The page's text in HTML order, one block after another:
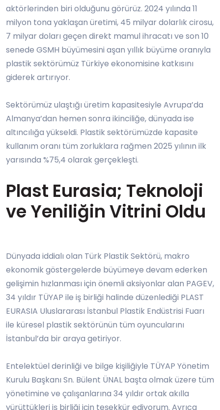
aktörlerinden biri olduğunu görürüz. 2024 yılında 11
milyon tona yaklaşan üretimi, 45 milyar dolarlık cirosu,
7 milyar doları geçen direkt mamul ihracatı ve son 10
senede GSMH büyümesini aşan yıllık büyüme oranıyla
plastik sektörümüz Türkiye ekonomisine katkısını
giderek artırıyor.
Sektörümüz ulaştığı üretim kapasitesiyle Avrupa’da
Almanya’dan hemen sonra ikinciliğe, dünyada ise
altıncılığa yükseldi. Plastik sektörümüzde kapasite
kullanım oranı tüm zorluklara rağmen 2025 yılının ilk
yarısında %75,4 olarak gerçekleşti.
Plast Eurasia; Teknoloji
ve Yeniliğin Vitrini Oldu
Dünyada iddialı olan Türk Plastik Sektörü, makro
ekonomik göstergelerde büyümeye devam ederken
gelişimin hızlanması için önemli aksiyonlar alan PAGEV,
34 yıldır TÜYAP ile iş birliği halinde düzenlediği PLAST
EURASIA Uluslararası İstanbul Plastik Endüstrisi Fuarı
ile küresel plastik sektörünün tüm oyuncularını
İstanbul’da bir araya getiriyor.
Entelektüel derinliği ve bilge kişiliğiyle TÜYAP Yönetim
Kurulu Başkanı Sn. Bülent ÜNAL başta olmak üzere tüm
yönetimine ve çalışanlarına 34 yıldır ortak akılla
yürüttükleri iş birliği için teşekkür ediyorum. Ayrıca